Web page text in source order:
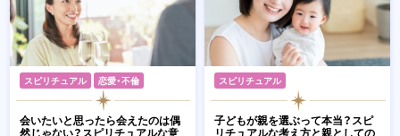
スピリチュアル 恋愛・不倫
会いたいと思ったら会えたのは偶
然じゃない？スピリチュアルな意
スピリチュアル
子どもが親を選ぶって本当？スピ
リチュアルな考え方と親としての